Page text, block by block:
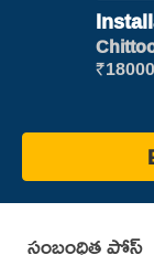
Helper
సంబంధిత పోస్ట్